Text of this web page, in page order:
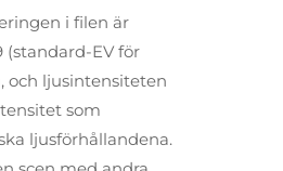
i filen är
(standard-EV för
och ljusintensiteten
som
ljusförhållandena.